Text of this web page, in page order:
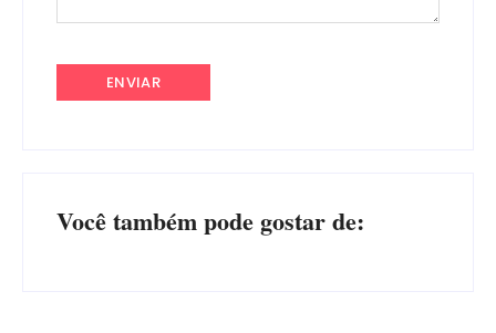
Você também pode gostar de: